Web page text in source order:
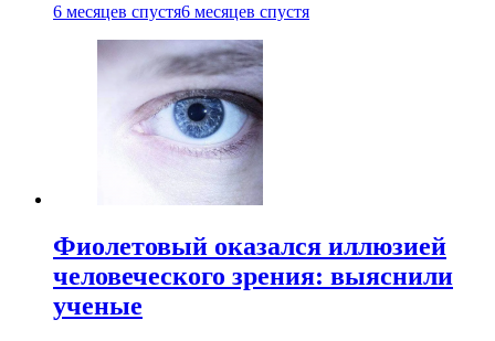
6 месяцев спустя6 месяцев спустя
Фиолетовый оказался иллюзией
человеческого зрения: выяснили
ученые